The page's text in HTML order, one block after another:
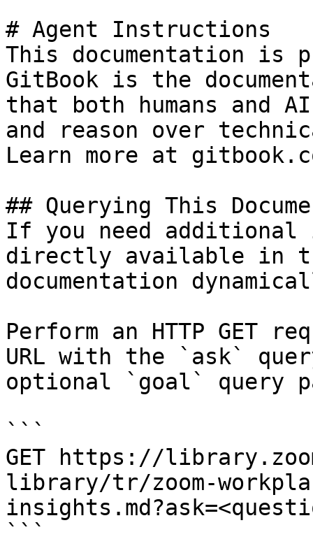
# Agent Instructions
This documentation is
GitBook is the
that both humans and
and reason over
Learn more at
## Querying This
If you need
directly available in
documentation
Perform an HTTP GET
URL with the `ask`
optional `goal` query
```
GET https://
library/tr/zoom-
```